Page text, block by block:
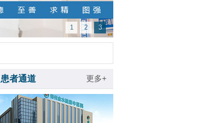
1 2 3
患者通道 更多+